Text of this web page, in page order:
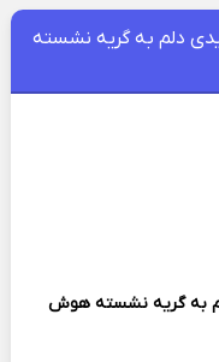
دلم به گریه نشسته
به گریه نشسته هوش